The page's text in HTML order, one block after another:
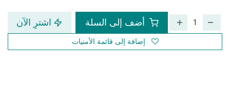
أضف إلى السلة اشترِ الآن
إضافة إلى قائمة الأمنيات